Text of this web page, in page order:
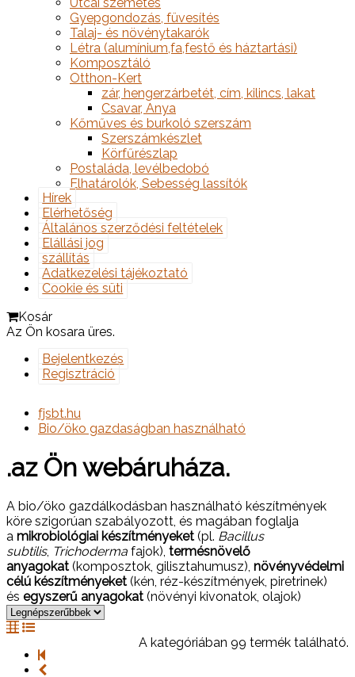
Gyepgondozás, füvesítés
Talaj- és növénytakarók
Létra (alumínium,fa,festő és háztartási)
Komposztáló
Otthon-Kert
zár, hengerzárbetét, cím, kilincs, lakat
Csavar, Anya
Kőműves és burkoló szerszám
Szerszámkészlet
Körfűrészlap
Postaláda, levélbedobó
Elhatárolók, Sebesség lassítók
Hírek
Elérhetőség
Általános szerződési feltételek
Elállási jog
szállítás
Adatkezelési tájékoztató
Cookie és süti
Kosár
Az Ön kosara üres.
Bejelentkezés
Regisztráció
fjsbt.hu
Bio/öko gazdaságban használható
.az Ön webáruháza.
A bio/öko gazdálkodásban használható készítmények
köre szigorúan szabályozott, és magában foglalja
a mikrobiológiai készítményeket (pl. Bacillus
subtilis, Trichoderma fajok), termésnövelő
anyagokat (komposztok, gilisztahumusz), növényvédelmi
célú készítményeket (kén, réz-készítmények, piretrinek)
és egyszerű anyagokat (növényi kivonatok, olajok)
A kategóriában 99 termék található.